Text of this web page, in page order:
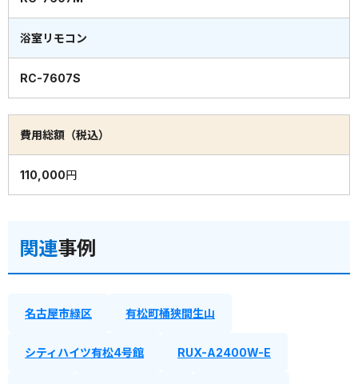
浴室リモコン
RC-7607S
費用総額（税込）
110,000円
関連事例
名古屋市緑区 有松町桶狭間生山
シティハイツ有松4号館 RUX-A2400W-E